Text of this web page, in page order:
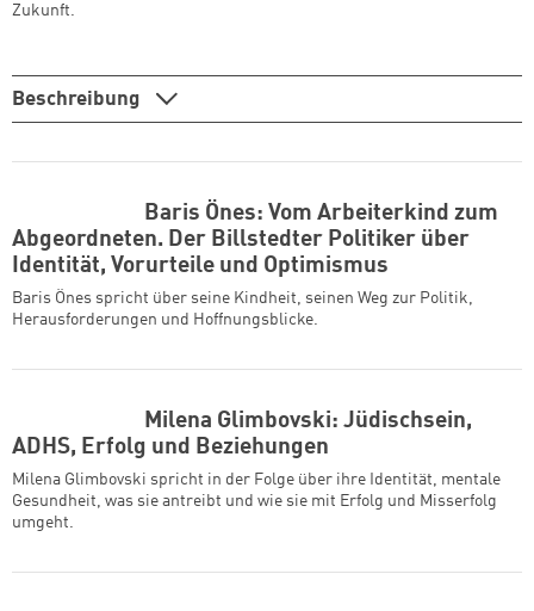
Zukunft.
Beschreibung
Baris Önes: Vom Arbeiterkind zum
Abgeordneten. Der Billstedter Politiker über
Identität, Vorurteile und Optimismus
Baris Önes spricht über seine Kindheit, seinen Weg zur Politik,
Herausforderungen und Hoffnungsblicke.
Milena Glimbovski: Jüdischsein,
ADHS, Erfolg und Beziehungen
Milena Glimbovski spricht in der Folge über ihre Identität, mentale
Gesundheit, was sie antreibt und wie sie mit Erfolg und Misserfolg
umgeht.